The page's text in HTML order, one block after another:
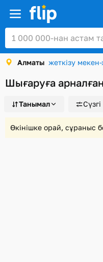
Алматы жеткізу
Шығаруға
Танымал Сүзгі
Өкінішке орай, сұраныс
Кіру / Тіркеу
Каталог
Жеңілдіктер мен
Сыйлық карталары
Тапсырыстар